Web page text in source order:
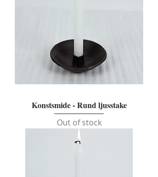
Konstsmide - Rund ljusstake
Out of stock